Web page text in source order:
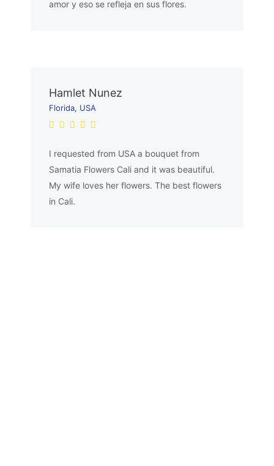
amor y eso se refleja en sus flores.
Hamlet Nunez
Florida, USA
I requested from USA a bouquet from
Samatia Flowers Cali and it was beautiful.
My wife loves her flowers. The best flowers
in Cali.